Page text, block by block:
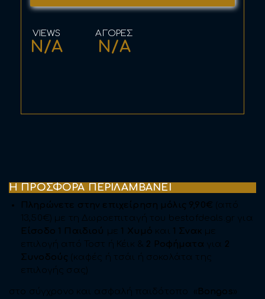
N/A N/A
Η ΠΡΟΣΦΟΡΑ ΠΕΡΙΛΑΜΒΑΝΕΙ
Πληρώνετε στην επιχείρηση μόλις 9,90€ (από
13,50€) με τη Δωροεπιταγή του bestofdeals.gr για
Είσοδο 1 Παιδιού με 1 Χυμό και 1 Σνακ με
επιλογή από Τοστ ή Κέικ & 2 Ροφήματα για 2
Συνοδούς (καφές ή τσάι ή σοκολάτα της
επιλογής σας)
στο σύγχρονο και ασφαλή παιδότοπο « Bongos»